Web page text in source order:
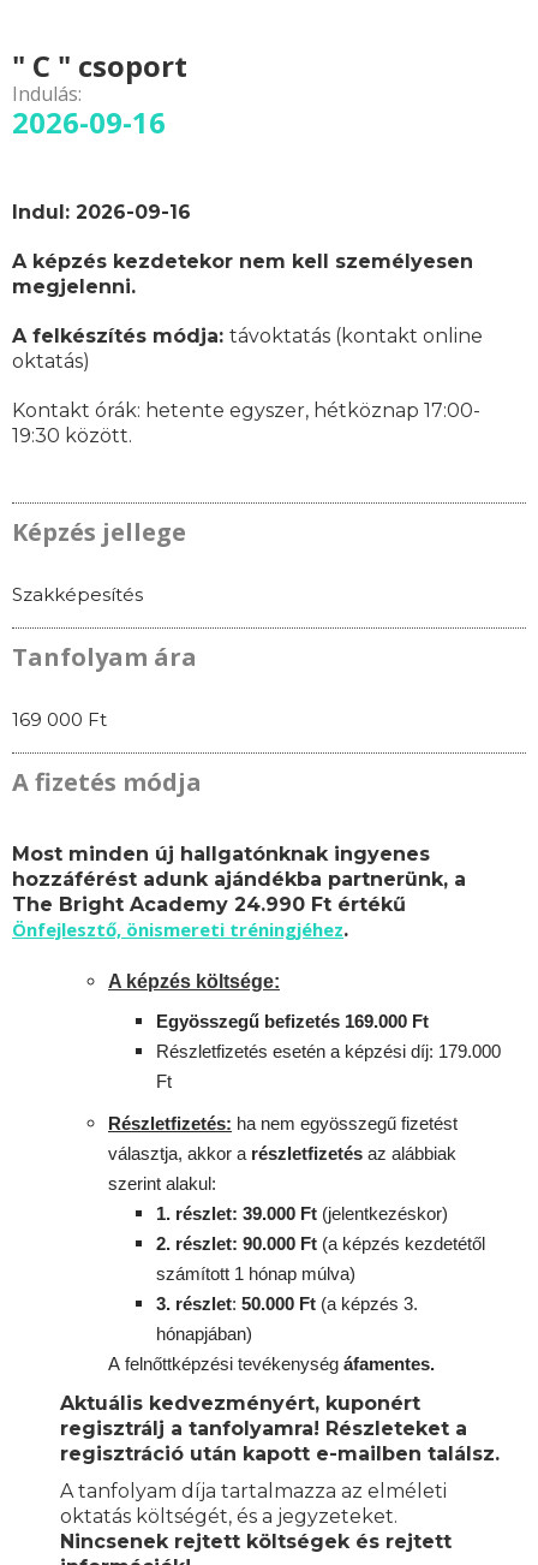
" C " csoport
Indulás:
2026-09-16
Indul: 2026-09-16
A képzés kezdetekor nem kell személyesen
megjelenni.
A felkészítés módja: távoktatás (kontakt online
oktatás)
Kontakt órák: hetente egyszer, hétköznap 17:00-
19:30 között.
Képzés jellege
Szakképesítés
Tanfolyam ára
169 000 Ft
A fizetés módja
Most minden új hallgatónknak ingyenes
hozzáférést adunk ajándékba partnerünk, a
The Bright Academy 24.990 Ft értékű
Önfejlesztő, önismereti tréningjéhez.
A képzés költsége:
Egyösszegű befizetés 169.000 Ft
Részletfizetés esetén a képzési díj: 179.000
Ft
Részletfizetés: ha nem egyösszegű fizetést
választja, akkor a részletfizetés az alábbiak
szerint alakul:
1. részlet: 39.000 Ft (jelentkezéskor)
2. részlet: 90.000 Ft (a képzés kezdetétől
számított 1 hónap múlva)
3. részlet: 50.000 Ft (a képzés 3.
hónapjában)
A felnőttképzési tevékenység áfamentes.
Aktuális kedvezményért, kuponért
regisztrálj a tanfolyamra! Részleteket a
regisztráció után kapott e-mailben találsz.
A tanfolyam díja tartalmazza az elméleti
oktatás költségét, és a jegyzeteket.
Nincsenek rejtett költségek és rejtett